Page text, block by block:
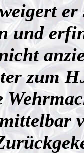
er
und
zum